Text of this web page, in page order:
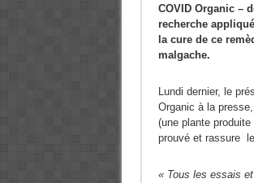
COVID Organic –
recherche
la cure de ce
malgache.
Lundi dernier, le
Organic à la
(une plante
prouvé et rassure
« Tous les essais